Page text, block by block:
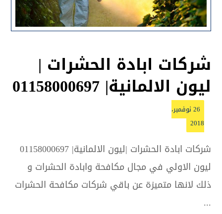
شركات ابادة الحشرات |
ليون الالمانية| 01158000697
26 نوفمبر،
2018
شركات ابادة الحشرات |ليون الالمانية| 01158000697
ليون الاولي في مجال مكافحة وابادة الحشرات و
ذلك لانها متميزة عن باقي شركات مكافحة الحشرات
...